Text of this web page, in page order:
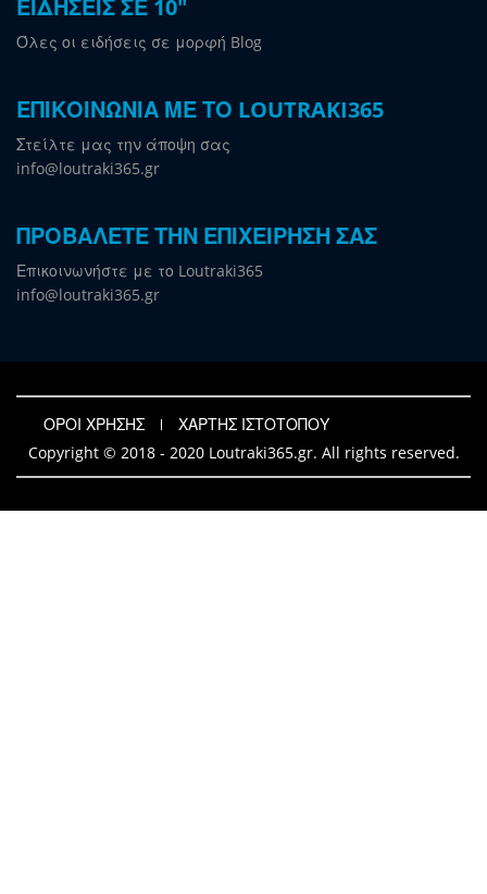
ΕΙΔΗΣΕΙΣ ΣΕ 10"
Όλες οι ειδήσεις σε μορφή Blog
ΕΠΙΚΟΙΝΩΝΙΑ ΜΕ ΤΟ LOUTRAKI365
Στείλτε μας την άποψη σας
info@loutraki365.gr
ΠΡΟΒΑΛΕΤΕ ΤΗΝ ΕΠΙΧΕΙΡΗΣΗ ΣΑΣ
Επικοινωνήστε με το Loutraki365
info@loutraki365.gr
ΟΡΟΙ ΧΡΗΣΗΣ
ΧΑΡΤΗΣ ΙΣΤΟΤΟΠΟΥ
Copyright © 2018 - 2020 Loutraki365.gr. All rights reserved.